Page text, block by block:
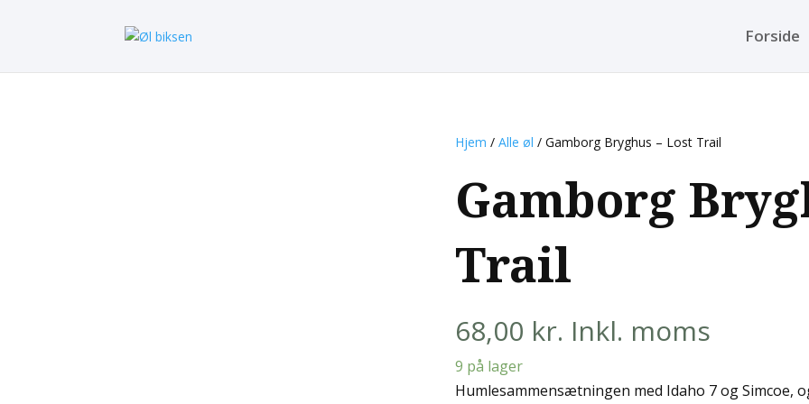
Forside
Hjem / Alle øl / Gamborg Bryghus – Lost Trail
Gamborg
Trail
68,00 kr. Inkl. moms
9 på lager
Humlesammensætningen med Idaho 7 og Simcoe,